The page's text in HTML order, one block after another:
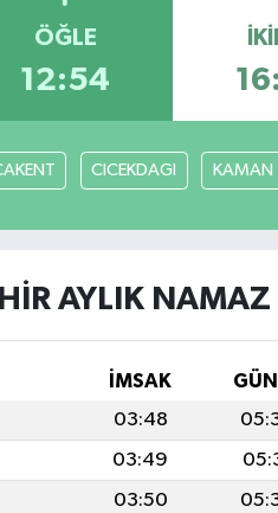
ÖĞLE
12:54
CICEKDAGI KAMAN
AYLIK NAMAZ
İMSAK
03:48
03:49
03:50